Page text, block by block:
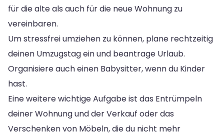
für die alte als auch für die neue Wohnung zu
vereinbaren.
Um stressfrei umziehen zu können, plane rechtzeitig
deinen Umzugstag ein und beantrage Urlaub.
Organisiere auch einen Babysitter, wenn du Kinder
hast.
Eine weitere wichtige Aufgabe ist das Entrümpeln
deiner Wohnung und der Verkauf oder das
Verschenken von Möbeln, die du nicht mehr